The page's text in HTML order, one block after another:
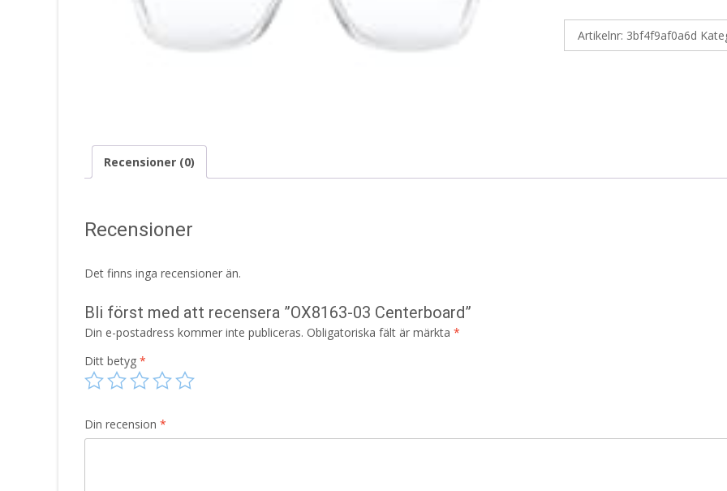
Artikelnr: 3bf4f9af0a6d
Recensioner (0)
Recensioner
Det finns inga recensioner än.
Bli först med att recensera ”OX8163-03 Centerboard”
Din e-postadress kommer inte publiceras. Obligatoriska fält är märkta *
Ditt betyg *
Din recension *